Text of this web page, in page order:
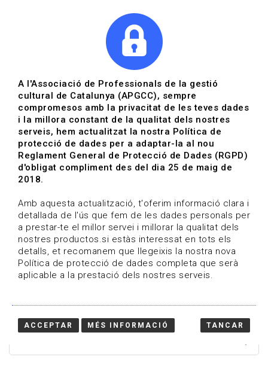
Actualitza't
Vols estar al dia?
HOME / BLOG
Estigues al dia
Convocatòries, activitats i notícies del sector de la
cultura.
A l'Associació de Professionals de la gestió
cultural de Catalunya (APGCC), sempre
compromesos amb la privacitat de les teves dades
i la millora constant de la qualitat dels nostres
serveis, hem actualitzat la nostra Política de
protecció de dades per a adaptar-la al nou
Reglament General de Protecció de Dades (RGPD)
d'obligat compliment des del dia 25 de maig de
2018.
Amb aquesta actualització, t'oferim informació clara i
detallada de l'ús que fem de les dades personals per
a prestar-te el millor servei i millorar la qualitat dels
nostres productos.si estàs interessat en tots els
detalls, et recomanem que llegeixis la nostra nova
Política de protecció de dades completa que serà
aplicable a la prestació dels nostres serveis.
ACCEPTAR MÉS INFORMACIÓ TANCAR